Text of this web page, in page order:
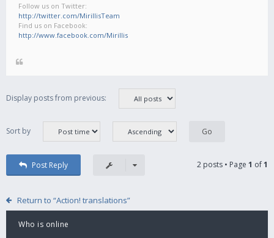
Follow us on Twitter:
http://twitter.com/MirillisTeam
Find us on Facebook:
http://www.facebook.com/Mirillis
Display posts from previous:
Sort by
Post Reply 2 posts • Page 1 of1
Return to “Action! translations”
Who is online